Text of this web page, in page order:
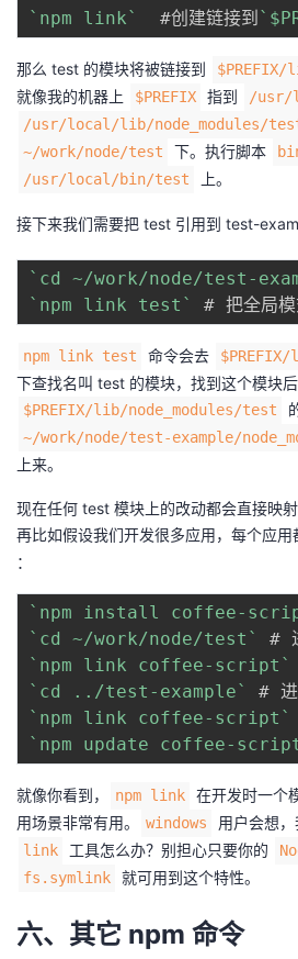
` npm link`
  #创建链接到
`
那么 test 的模块将被链接到 $PREFIX/
就像我的机器上
$PREFIX 指到 /usr/
/usr/local/lib/node_modules/
~/work/node/test 下。执行脚本
/usr/local/bin/test 上。
接下来我们需要把 test 引用到 test-
` cd ~/work/node/test-
` npm link test `
npm link test 命令会去
下查找名叫 test 的模块，找到这个模块
$PREFIX/lib/node_modules/test
~/work/node/test-example/
上来。
现在任何 test 模块上的改动都会直接映
再比如假设我们开发很多应用，每个应用
：
` npm install coffee-
` cd ~/work/node/test `
` npm link coffee-script `
` cd ../test-example`
` npm link coffee-script `
` npm update coffee-
就像你看到， npm link
在开发时一个
用场景非常有用。
windows 用户会想
link 工具怎么办？别担心只要你的
fs.symlink 就可用到这个特性。
六、其它 npm 命令